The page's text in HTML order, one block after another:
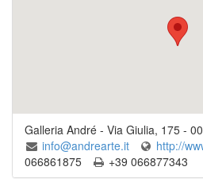
Galleria André - Via Giulia, 175 -
info@andrearte.it
http://
066861875
+39 066877343